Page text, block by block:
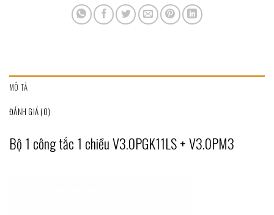
MÔ TẢ
ĐÁNH GIÁ (0)
Bộ 1 công tắc 1 chiều V3.0PGK11LS + V3.0PM3